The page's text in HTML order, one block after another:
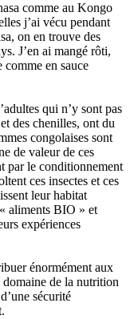
comme au Kongo
j’ai vécu pendant
on en trouve des
J’en ai mangé rôti,
comme en sauce
qui n’y sont pas
des chenilles, ont du
congolaises sont
de valeur de ces
par le conditionnement
ces insectes et ces
leur habitat
aliments BIO » et
expériences
énormément aux
domaine de la nutrition
sécurité